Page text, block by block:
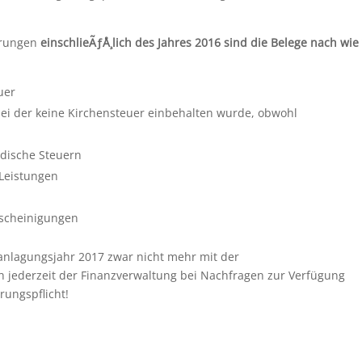
einschlieÃƒÅ¸lich des Jahres 2016 sind die Belege nach
der keine Kirchensteuer einbehalten wurde, obwohl
Steuern
2017 zwar nicht mehr mit der
der Finanzverwaltung bei Nachfragen zur Verfügung